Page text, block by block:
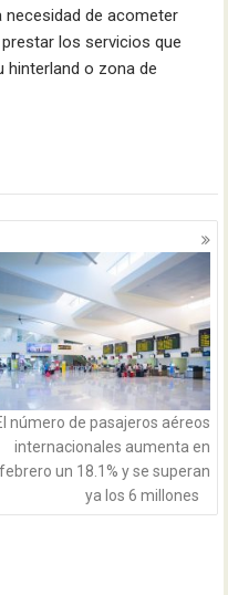
necesidad de acometer
los servicios que
hinterland o zona de
número de pasajeros aéreos
internacionales aumenta en
febrero un 18.1% y se superan
ya los 6 millones